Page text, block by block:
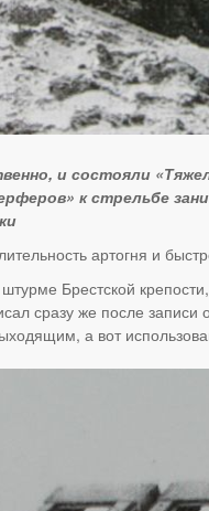
и состояли
к стрельбе
артогня и
Брестской
сразу же после
а вот